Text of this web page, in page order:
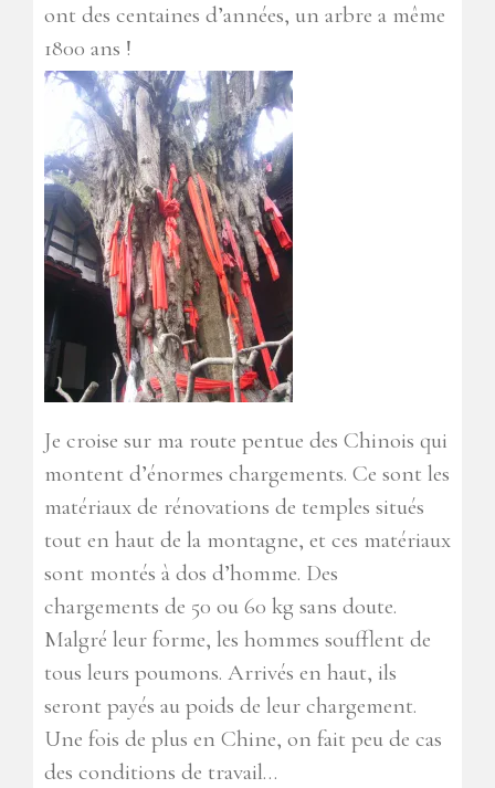
ont des centaines d’années, un arbre a même
1800 ans !
Je croise sur ma route pentue des Chinois qui
montent d’énormes chargements. Ce sont les
matériaux de rénovations de temples situés
tout en haut de la montagne, et ces matériaux
sont montés à dos d’homme. Des
chargements de 50 ou 60 kg sans doute.
Malgré leur forme, les hommes soufflent de
tous leurs poumons. Arrivés en haut, ils
seront payés au poids de leur chargement.
Une fois de plus en Chine, on fait peu de cas
des conditions de travail…